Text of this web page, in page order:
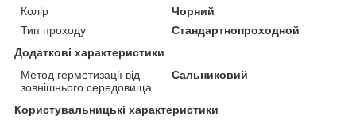
Колір
Чорний
Тип проходу
Стандартнопроходной
Додаткові характеристики
Метод герметизації від
зовнішнього середовища
Сальниковий
Користувальницькі характеристики